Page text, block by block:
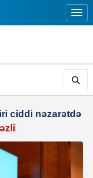
ciddi nəzarətdə